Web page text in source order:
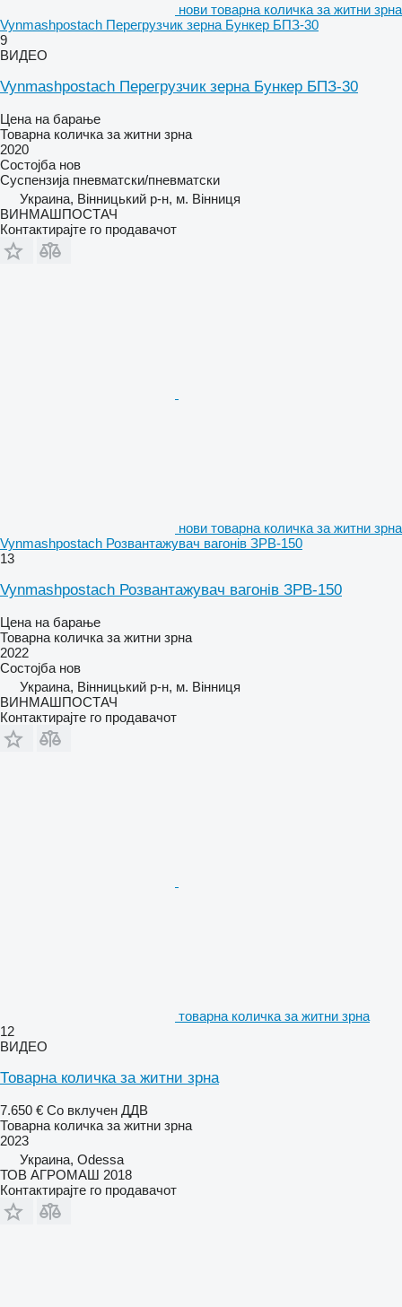
нови товарна количка за житни зрна
Vynmashpostach Перегрузчик зерна Бункер БПЗ-30
9
ВИДЕО
Vynmashpostach Перегрузчик зерна Бункер БПЗ-30
Цена на барање
Товарна количка за житни зрна
2020
Состојба нов
Суспензија пневматски/пневматски
Украина, Вінницький р-н, м. Вінниця
ВИНМАШПОСТАЧ
Контактирајте го продавачот
нови товарна количка за житни зрна
Vynmashpostach Розвантажувач вагонів ЗРВ-150
13
Vynmashpostach Розвантажувач вагонів ЗРВ-150
Цена на барање
Товарна количка за житни зрна
2022
Состојба нов
Украина, Вінницький р-н, м. Вінниця
ВИНМАШПОСТАЧ
Контактирајте го продавачот
товарна количка за житни зрна
12
ВИДЕО
Товарна количка за житни зрна
7.650 € Со вклучен ДДВ
Товарна количка за житни зрна
2023
Украина, Odessa
ТОВ АГРОМАШ 2018
Контактирајте го продавачот